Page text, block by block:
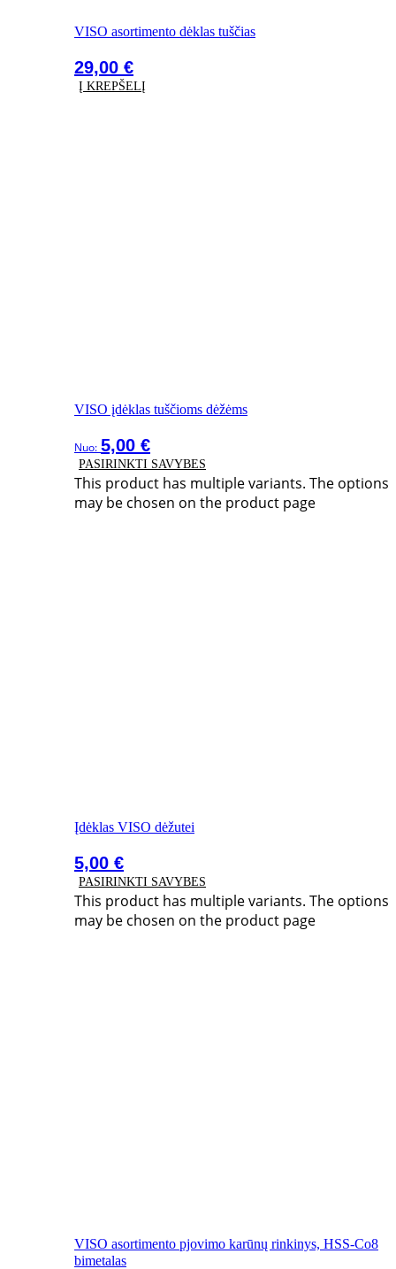
VISO asortimento dėklas tuščias
29,00 €
Į KREPŠELĮ
VISO įdėklas tuščioms dėžėms
Nuo: 5,00 €
PASIRINKTI SAVYBES
This product has multiple variants. The options
may be chosen on the product page
Įdėklas VISO dėžutei
5,00 €
PASIRINKTI SAVYBES
This product has multiple variants. The options
may be chosen on the product page
VISO asortimento pjovimo karūnų rinkinys, HSS-Co8
bimetalas